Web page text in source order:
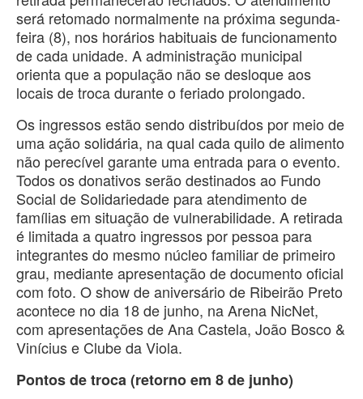
será retomado normalmente na próxima segunda-
feira (8), nos horários habituais de funcionamento
de cada unidade. A administração municipal
orienta que a população não se desloque aos
locais de troca durante o feriado prolongado.
Os ingressos estão sendo distribuídos por meio de
uma ação solidária, na qual cada quilo de alimento
não perecível garante uma entrada para o evento.
Todos os donativos serão destinados ao Fundo
Social de Solidariedade para atendimento de
famílias em situação de vulnerabilidade. A retirada
é limitada a quatro ingressos por pessoa para
integrantes do mesmo núcleo familiar de primeiro
grau, mediante apresentação de documento oficial
com foto. O show de aniversário de Ribeirão Preto
acontece no dia 18 de junho, na Arena NicNet,
com apresentações de Ana Castela, João Bosco &
Vinícius e Clube da Viola.
Pontos de troca (retorno em 8 de junho)